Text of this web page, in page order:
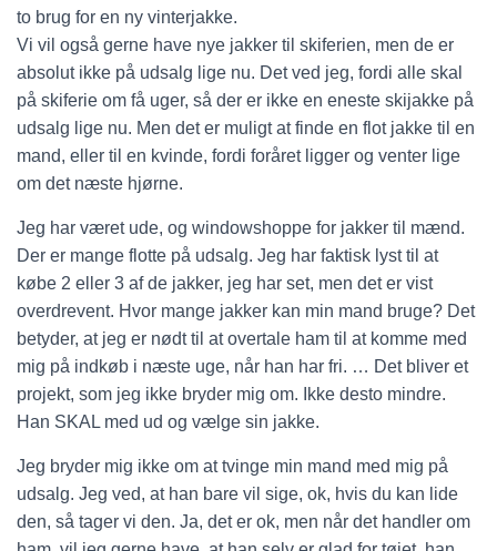
to brug for en ny vinterjakke.
Vi vil også gerne have nye jakker til skiferien, men de er
absolut ikke på udsalg lige nu. Det ved jeg, fordi alle skal
på skiferie om få uger, så der er ikke en eneste skijakke på
udsalg lige nu. Men det er muligt at finde en flot jakke til en
mand, eller til en kvinde, fordi foråret ligger og venter lige
om det næste hjørne.
Jeg har været ude, og windowshoppe for jakker til mænd.
Der er mange flotte på udsalg. Jeg har faktisk lyst til at
købe 2 eller 3 af de jakker, jeg har set, men det er vist
overdrevent. Hvor mange jakker kan min mand bruge? Det
betyder, at jeg er nødt til at overtale ham til at komme med
mig på indkøb i næste uge, når han har fri. … Det bliver et
projekt, som jeg ikke bryder mig om. Ikke desto mindre.
Han SKAL med ud og vælge sin jakke.
Jeg bryder mig ikke om at tvinge min mand med mig på
udsalg. Jeg ved, at han bare vil sige, ok, hvis du kan lide
den, så tager vi den. Ja, det er ok, men når det handler om